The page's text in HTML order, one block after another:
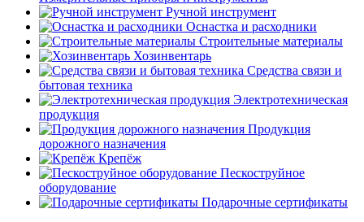
Ручной инструмент
Оснастка и расходники
Строительные материалы
Хозинвентарь
Средства связи и
бытовая техника
Электротехническая
продукция
Продукция
дорожного назначения
Крепёж
Пескоструйное
оборудование
Подарочные сертификаты